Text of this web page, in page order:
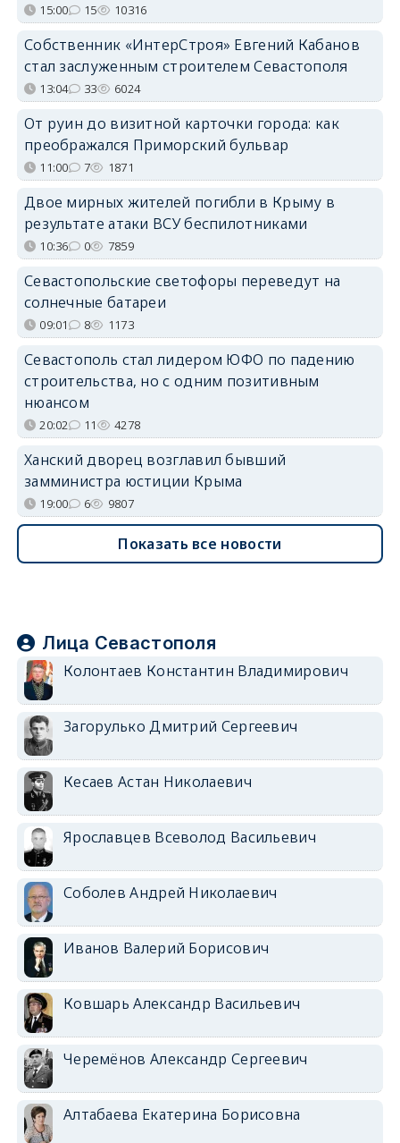
15:00 15 10316
Собственник «ИнтерСтроя» Евгений Кабанов
стал заслуженным строителем Севастополя
13:04 33 6024
От руин до визитной карточки города: как
преображался Приморский бульвар
11:00 7 1871
Двое мирных жителей погибли в Крыму в
результате атаки ВСУ беспилотниками
10:36 0 7859
Севастопольские светофоры переведут на
солнечные батареи
09:01 8 1173
Севастополь стал лидером ЮФО по падению
строительства, но с одним позитивным
нюансом
20:02 11 4278
Ханский дворец возглавил бывший
замминистра юстиции Крыма
19:00 6 9807
Показать все новости
Лица Севастополя
Колонтаев Константин Владимирович
Загорулько Дмитрий Сергеевич
Кесаев Астан Николаевич
Ярославцев Всеволод Васильевич
Соболев Андрей Николаевич
Иванов Валерий Борисович
Ковшарь Александр Васильевич
Черемёнов Александр Сергеевич
Алтабаева Екатерина Борисовна